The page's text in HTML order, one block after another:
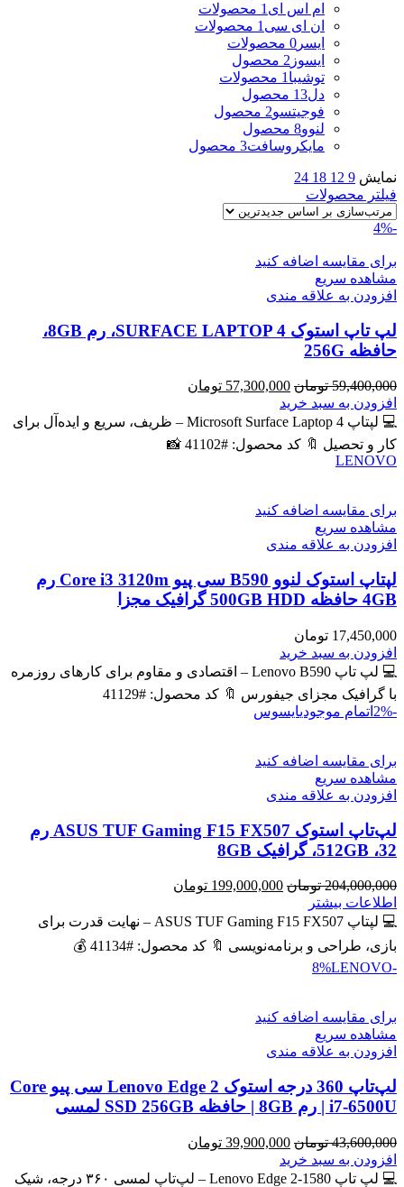
ام اس ای 1 محصولات
ان ای سی 1 محصولات
ایسر 0 محصولات
ایسوز 2 محصول
توشیبا 1 محصولات
دل13 محصول
فوجیتسو2 محصول
لنوو8 محصول
مایکروسافت3 محصول
نمایش 9
12
18
24
فیلتر محصولات
-4%
برای مقایسه اضافه کنید
مشاهده سریع
افزودن به علاقه مندی
لپ تاپ استوک SURFACE LAPTOP 4، رم 8GB،
حافظه 256G
59,400,000 تومان قیمت
اصلی
59,400,000 تومان
57,300,000 تومان
57,300,000 تومان
است.
افزودن به سبد خرید
💻 لپتاپ Microsoft Surface Laptop 4 – ظریف، سریع و ایده‌آل برای
کار و تحصیل 🔖 کد محصول: #41102 📸
LENOVO
برای مقایسه اضافه کنید
مشاهده سریع
افزودن به علاقه مندی
لپتاپ استوک لنوو B590 سی پیو Core i3 3120m رم
4GB حافظه 500GB HDD گرافیک مجزا
17,450,000 تومان
افزودن به سبد خرید
💻 لپ تاپ Lenovo B590 – اقتصادی و مقاوم برای کارهای روزمره
با گرافیک مجزای جیفورس 🔖 کد محصول: #41129
-2%
اتمام موجودیایسوس
برای مقایسه اضافه کنید
مشاهده سریع
افزودن به علاقه مندی
لپ‌تاپ استوک ASUS TUF Gaming F15 FX507 رم
32، 512GB، گرافیک 8GB
204,000,000 تومان قیمت
204,000,000 تومان
199,000,000 تومان
199,000,000 تومان
است.
اطلاعات بیشتر
💻 لپتاپ ASUS TUF Gaming F15 FX507 – نهایت قدرت برای
بازی، طراحی و برنامه‌نویسی 🔖 کد محصول: #41134 💰
-8%
LENOVO
برای مقایسه اضافه کنید
مشاهده سریع
افزودن به علاقه مندی
لپ‌تاپ 360 درجه استوک Lenovo Edge 2 سی پیو Core
i7-6500U | رم 8GB | حافظه SSD 256GB لمسی
43,600,000 تومان قیمت
اصلی
43,600,000 تومان
39,900,000 تومان
39,900,000 تومان
افزودن به سبد خرید
💻 لپ تاپ Lenovo Edge 2-1580 – لپ‌تاپ لمسی ۳۶۰ درجه، شیک